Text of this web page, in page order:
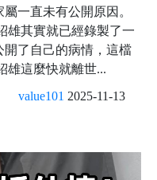
一直未有公開原因。
雄其實就已經錄製了一
了自己的病情，這檔
雄這麼快就離世...
value101 2025-11-13